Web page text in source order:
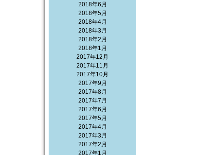
2018年6月
2018年5月
2018年4月
2018年3月
2018年2月
2018年1月
2017年12月
2017年11月
2017年10月
2017年9月
2017年8月
2017年7月
2017年6月
2017年5月
2017年4月
2017年3月
2017年2月
2017年1月